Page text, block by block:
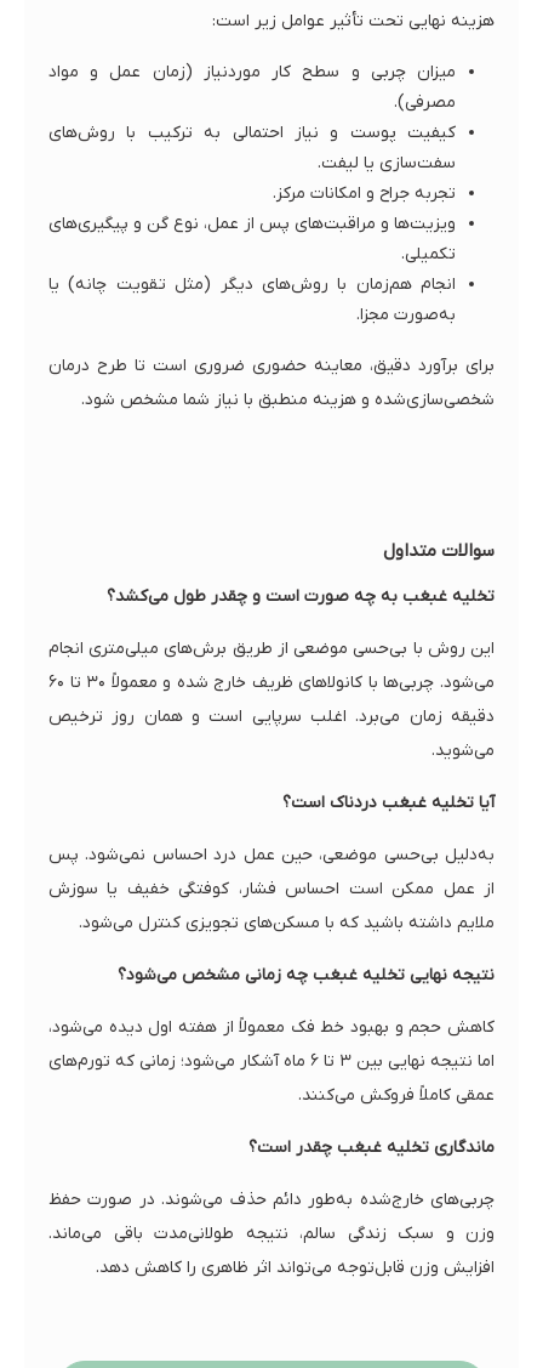
هزینه نهایی تحت تأثیر عوامل زیر است:
میزان چربی و سطح کار موردنیاز (زمان عمل و مواد
مصرفی).
کیفیت پوست و نیاز احتمالی به ترکیب با روش‌های
سفت‌سازی یا لیفت.
تجربه جراح و امکانات مرکز.
ویزیت‌ها و مراقبت‌های پس از عمل، نوع گن و پیگیری‌های
تکمیلی.
انجام هم‌زمان با روش‌های دیگر (مثل تقویت چانه) یا
به‌صورت مجزا.
برای برآورد دقیق، معاینه حضوری ضروری است تا طرح درمان
شخصی‌سازی‌شده و هزینه منطبق با نیاز شما مشخص شود.
سوالات متداول
تخلیه غبغب به چه صورت است و چقدر طول می‌کشد؟
این روش با بی‌حسی موضعی از طریق برش‌های میلی‌متری انجام
می‌شود. چربی‌ها با کانولاهای ظریف خارج شده و معمولاً ۳۰ تا ۶۰
دقیقه زمان می‌برد. اغلب سرپایی است و همان روز ترخیص
می‌شوید.
آیا تخلیه غبغب دردناک است؟
به‌دلیل بی‌حسی موضعی، حین عمل درد احساس نمی‌شود. پس
از عمل ممکن است احساس فشار، کوفتگی خفیف یا سوزش
ملایم داشته باشید که با مسکن‌های تجویزی کنترل می‌شود.
نتیجه نهایی تخلیه غبغب چه زمانی مشخص می‌شود؟
کاهش حجم و بهبود خط فک معمولاً از هفته اول دیده می‌شود،
اما نتیجه نهایی بین ۳ تا ۶ ماه آشکار می‌شود؛ زمانی که تورم‌های
عمقی کاملاً فروکش می‌کنند.
ماندگاری تخلیه غبغب چقدر است؟
چربی‌های خارج‌شده به‌طور دائم حذف می‌شوند. در صورت حفظ
وزن و سبک زندگی سالم، نتیجه طولانی‌مدت باقی می‌ماند.
افزایش وزن قابل‌توجه می‌تواند اثر ظاهری را کاهش دهد.